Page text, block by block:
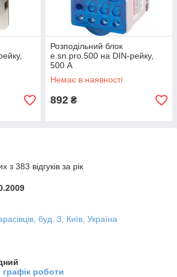
Розподільний блок
e.sn.pro.500 на DIN-рейку,
500 А
Немає в наявності
892 ₴
з 383 відгуків за рік
буд. 3, Київ, Україна
роботи